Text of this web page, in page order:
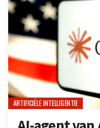
ARTIFICIËLE INTELLIGENTIE